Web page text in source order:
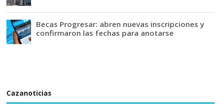
Becas Progresar: abren nuevas inscripciones y
confirmaron las fechas para anotarse
Cazanoticias